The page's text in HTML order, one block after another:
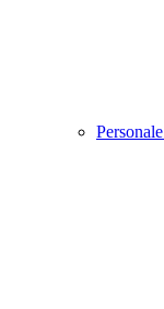
Personale